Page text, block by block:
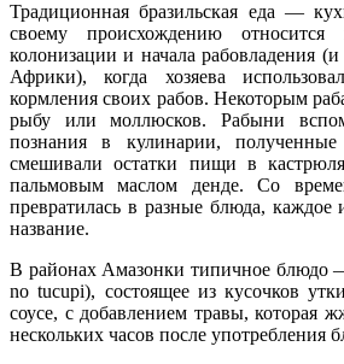
Традиционная бразильская еда —
своему происхождению
колонизации и начала рабовладения (и
Африки), когда хозяева
кормления своих рабов. Некоторым
рыбу или моллюсков. Рабыни
познания в кулинарии,
смешивали остатки пищи в
пальмовым маслом денде. Со
превратилась в разные блюда, каждое
название.
В районах Амазонки типичное блюдо
no tucupi), состоящее из кусочков
соусе, с добавлением травы, которая
нескольких часов после употребления